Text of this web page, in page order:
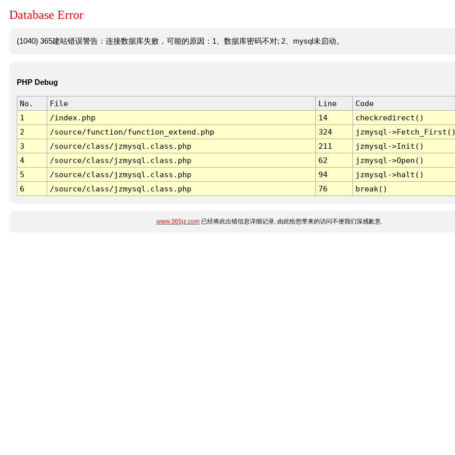
Database Error
(1040) 365建站错误警告：连接数据库失败，可能的原因：1、数据库密码不对; 2、mysql未启动。
PHP Debug
No. File Line
Code
1
/index.php 14
checkredirect()
2
/source/function/function_extend.php 324
jzmysql-
3
/source/class/jzmysql.class.php 211
jzmysql->Init()
4
/source/class/jzmysql.class.php 62
jzmysql->Open()
5
/source/class/jzmysql.class.php 94
jzmysql->halt()
6
/source/class/jzmysql.class.php 76 break()
www.365jz.com已经将此出错信息详细记录, 由此给您带来的访问不便我们深感歉意.